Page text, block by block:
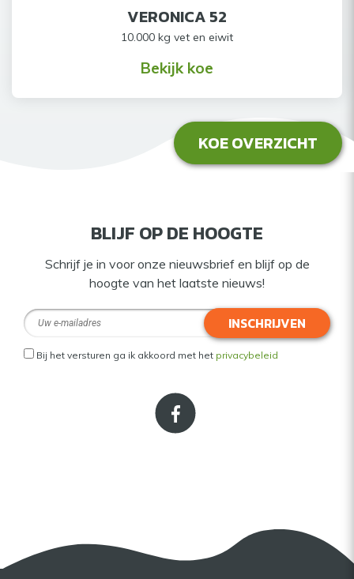
VERONICA 52
10.000 kg vet en eiwit
Bekijk koe
KOE OVERZICHT
BLIJF OP DE HOOGTE
Schrijf je in voor onze nieuwsbrief en blijf op de
hoogte van het laatste nieuws!
INSCHRIJVEN
Bij het versturen ga ik akkoord met het privacybeleid